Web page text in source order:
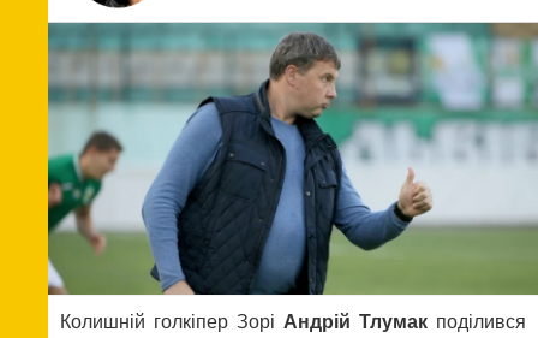
Колишній голкіпер Зорі Андрій Тлумак поділився